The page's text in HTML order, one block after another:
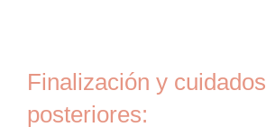
Finalización y cuidados
posteriores: